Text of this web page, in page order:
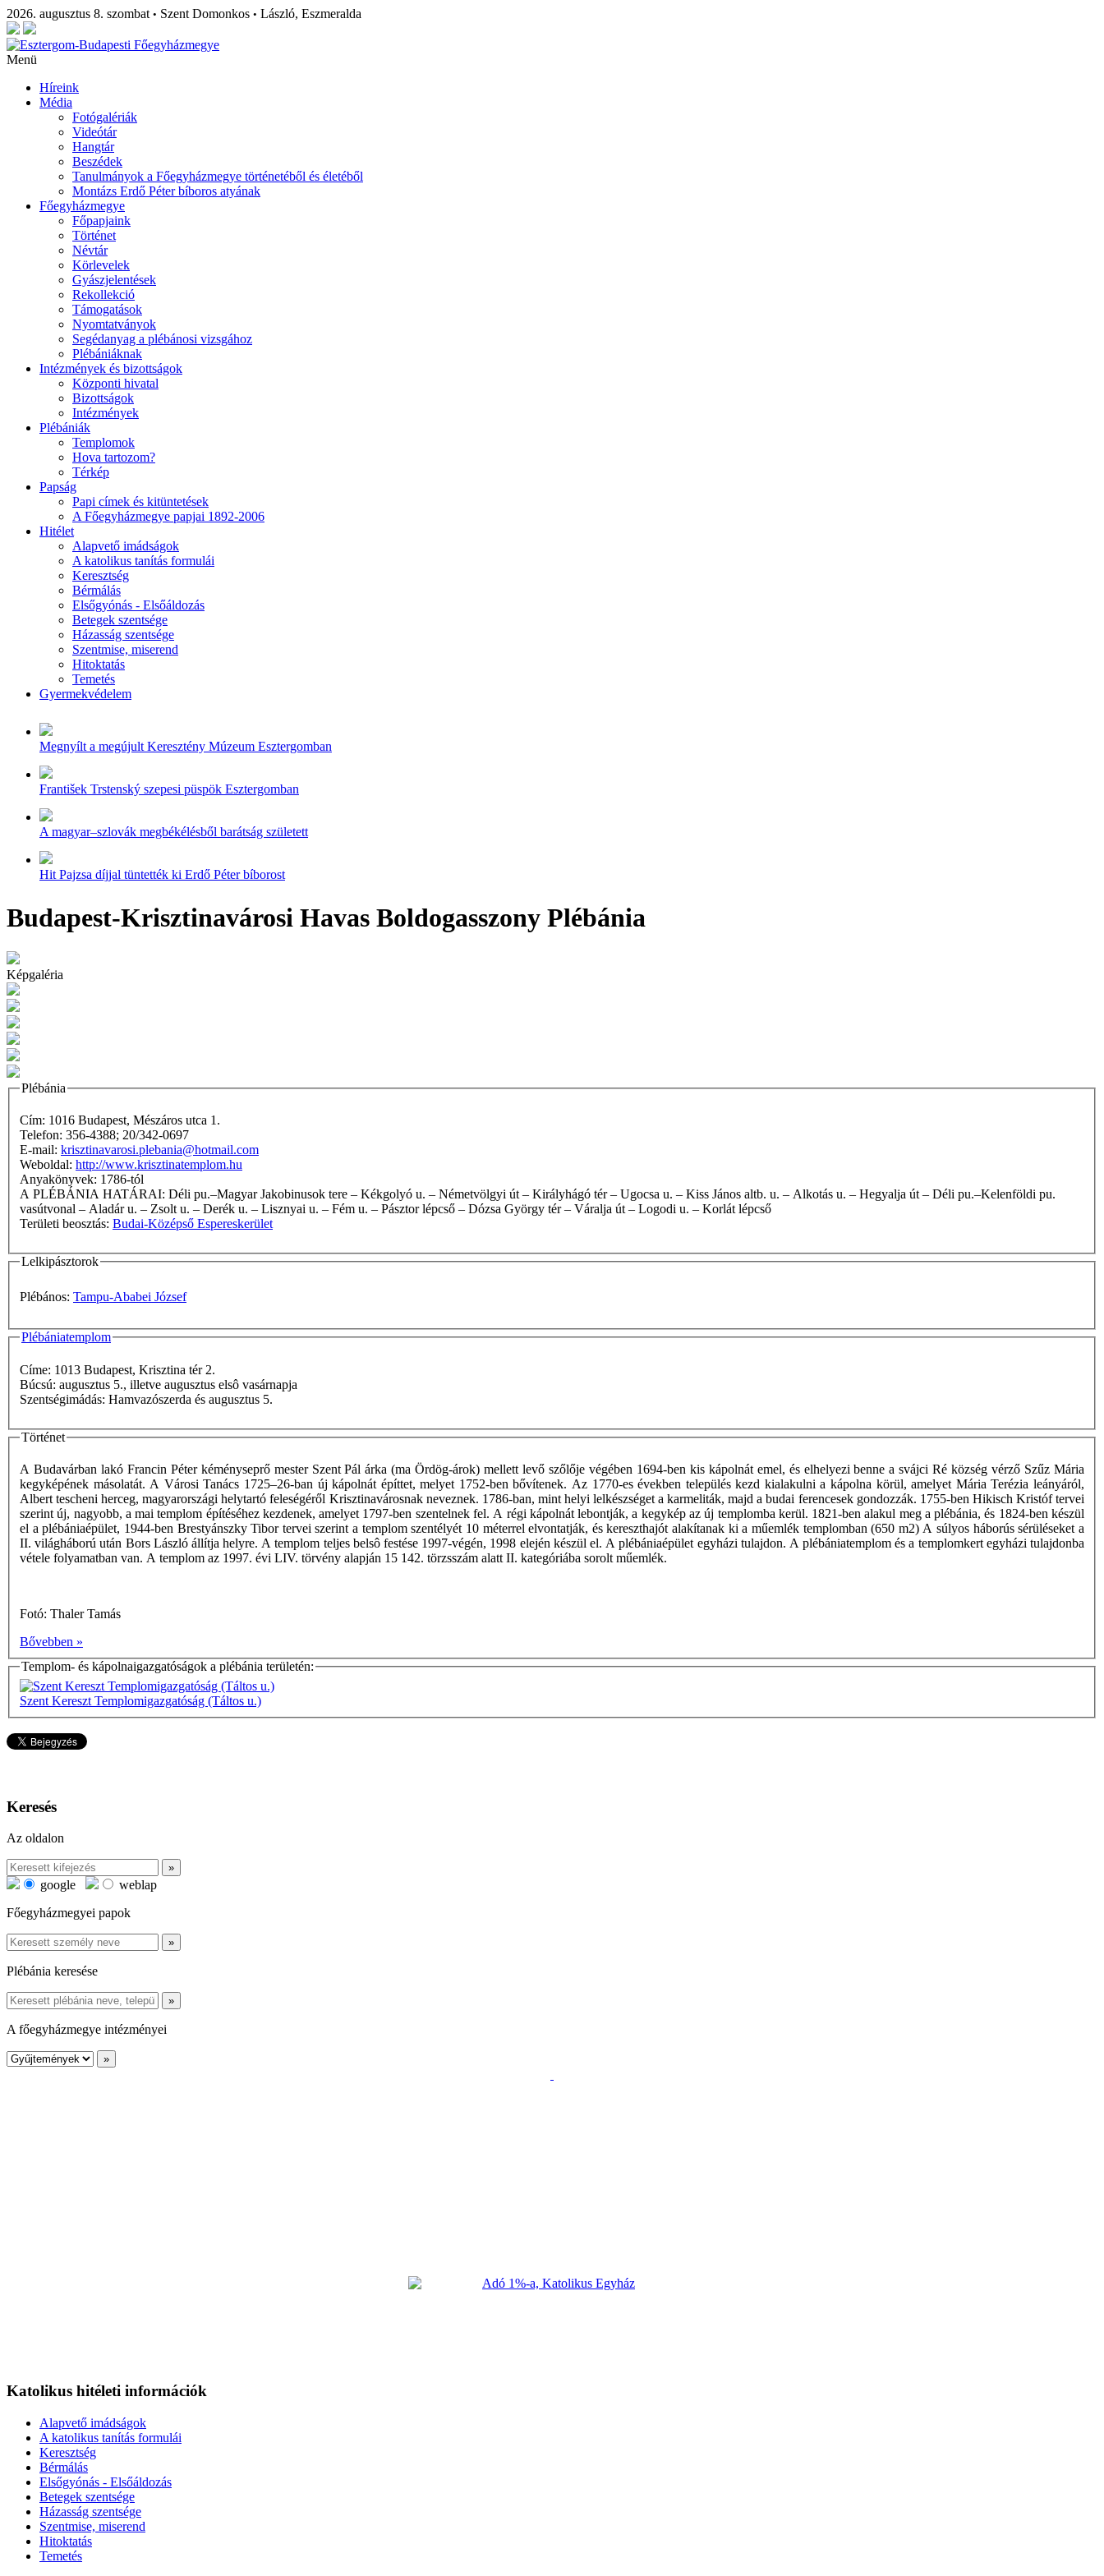
2026. augusztus 8. szombat • Szent Domonkos • László, Eszmeralda
Menü
Híreink
Média
Fotógalériák
Videótár
Hangtár
Beszédek
Tanulmányok a Főegyházmegye történetéből és életéből
Montázs Erdő Péter bíboros atyának
Főegyházmegye
Főpapjaink
Történet
Névtár
Körlevelek
Gyászjelentések
Rekollekció
Támogatások
Nyomtatványok
Segédanyag a plébánosi vizsgához
Plébániáknak
Intézmények és bizottságok
Központi hivatal
Bizottságok
Intézmények
Plébániák
Templomok
Hova tartozom?
Térkép
Papság
Papi címek és kitüntetések
A Főegyházmegye papjai 1892-2006
Hitélet
Alapvető imádságok
A katolikus tanítás formulái
Keresztség
Bérmálás
Elsőgyónás - Elsőáldozás
Betegek szentsége
Házasság szentsége
Szentmise, miserend
Hitoktatás
Temetés
Gyermekvédelem
Megnyílt a megújult Keresztény Múzeum Esztergomban
František Trstenský szepesi püspök Esztergomban
A magyar–szlovák megbékélésből barátság született
Hit Pajzsa díjjal tüntették ki Erdő Péter bíborost
Budapest-Krisztinavárosi Havas Boldogasszony Plébánia
Képgaléria
Plébánia
Cím: 1016 Budapest, Mészáros utca 1.
Telefon: 356-4388; 20/342-0697
E-mail: krisztinavarosi.plebania@hotmail.com
Weboldal: http://www.krisztinatemplom.hu
Anyakönyvek: 1786-tól
A PLÉBÁNIA HATÁRAI: Déli pu.–Magyar Jakobinusok tere – Kékgolyó u. – Németvölgyi út – Királyhágó tér – Ugocsa u. – Kiss János altb. u. – Alkotás u. – Hegyalja út – Déli pu.–Kelenföldi pu.
vasútvonal – Aladár u. – Zsolt u. – Derék u. – Lisznyai u. – Fém u. – Pásztor lépcső – Dózsa György tér – Váralja út – Logodi u. – Korlát lépcső
Területi beosztás: Budai-Középső Espereskerület
Lelkipásztorok
Plébános: Tampu-Ababei József
Plébániatemplom
Címe: 1013 Budapest, Krisztina tér 2.
Búcsú: augusztus 5., illetve augusztus elsô vasárnapja
Szentségimádás: Hamvazószerda és augusztus 5.
Történet
A Budavárban lakó Francin Péter kéményseprő mester Szent Pál árka (ma Ördög-árok) mellett levő szőlője végében 1694-ben kis kápolnát emel, és elhelyezi benne a svájci Ré község vérző Szűz Mária
kegyképének másolatát. A Városi Tanács 1725–26-ban új kápolnát építtet, melyet 1752-ben bővítenek. Az 1770-es években település kezd kialakulni a kápolna körül, amelyet Mária Terézia leányáról,
Albert tescheni herceg, magyarországi helytartó feleségéről Krisztinavárosnak neveznek. 1786-ban, mint helyi lelkészséget a karmeliták, majd a budai ferencesek gondozzák. 1755-ben Hikisch Kristóf tervei
szerint új, nagyobb, a mai templom építéséhez kezdenek, amelyet 1797-ben szentelnek fel. A régi kápolnát lebontják, a kegykép az új templomba kerül. 1821-ben alakul meg a plébánia, és 1824-ben készül
el a plébániaépület, 1944-ben Brestyánszky Tibor tervei szerint a templom szentélyét 10 méterrel elvontatják, és kereszthajót alakítanak ki a műemlék templomban (650 m2) A súlyos háborús sérüléseket a
II. világháború után Bors László állítja helyre. A templom teljes belsô festése 1997-végén, 1998 elején készül el. A plébániaépület egyházi tulajdon. A plébániatemplom és a templomkert egyházi tulajdonba
vétele folyamatban van. A templom az 1997. évi LIV. törvény alapján 15 142. törzsszám alatt II. kategóriába sorolt műemlék.
Fotó: Thaler Tamás
Bővebben »
Templom- és kápolnaigazgatóságok a plébánia területén:
Szent Kereszt Templomigazgatóság (Táltos u.)
Keresés
Az oldalon
google
weblap
Főegyházmegyei papok
Plébánia keresése
A főegyházmegye intézményei
Katolikus hitéleti információk
Alapvető imádságok
A katolikus tanítás formulái
Keresztség
Bérmálás
Elsőgyónás - Elsőáldozás
Betegek szentsége
Házasság szentsége
Szentmise, miserend
Hitoktatás
Temetés